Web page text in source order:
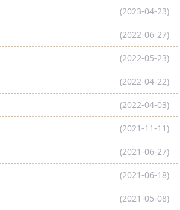
(2023-04-23)
(2022-06-27)
(2022-05-23)
(2022-04-22)
(2022-04-03)
(2021-11-11)
(2021-06-27)
(2021-06-18)
(2021-05-08)